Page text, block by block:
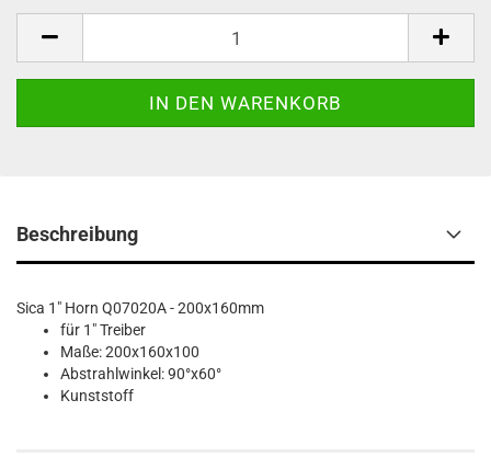
Beschreibung
Sica 1" Horn Q07020A - 200x160mm
für 1" Treiber
Maße: 200x160x100
Abstrahlwinkel: 90°x60°
Kunststoff